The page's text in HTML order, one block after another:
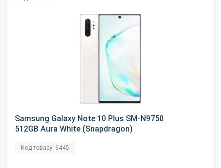
802.11 a/b/g/n/ас, 2.4 + 5 ГГц
немає
Характеристики та комплектацію товару виробник може
Samsung Galaxy Note 10 Plus SM-N9750
512GB Aura White (Snapdragon)
Код товару: 6445